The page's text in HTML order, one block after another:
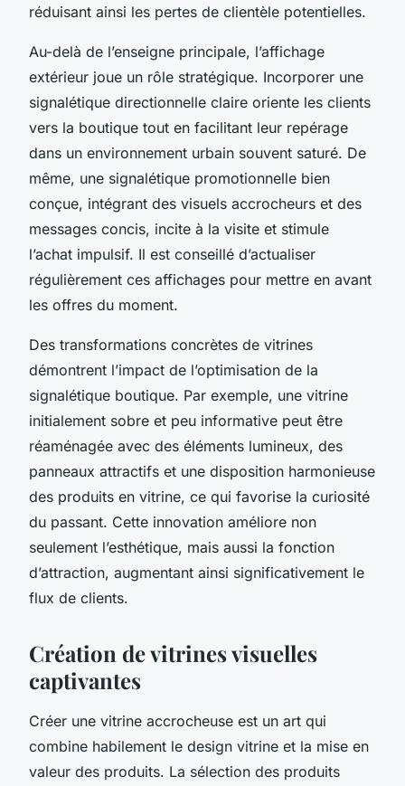
réduisant ainsi les pertes de clientèle potentielles.
Au-delà de l’enseigne principale, l’affichage
extérieur joue un rôle stratégique. Incorporer une
signalétique directionnelle claire oriente les clients
vers la boutique tout en facilitant leur repérage
dans un environnement urbain souvent saturé. De
même, une signalétique promotionnelle bien
conçue, intégrant des visuels accrocheurs et des
messages concis, incite à la visite et stimule
l’achat impulsif. Il est conseillé d’actualiser
régulièrement ces affichages pour mettre en avant
les offres du moment.
Des transformations concrètes de vitrines
démontrent l’impact de l’optimisation de la
signalétique boutique. Par exemple, une vitrine
initialement sobre et peu informative peut être
réaménagée avec des éléments lumineux, des
panneaux attractifs et une disposition harmonieuse
des produits en vitrine, ce qui favorise la curiosité
du passant. Cette innovation améliore non
seulement l’esthétique, mais aussi la fonction
d’attraction, augmentant ainsi significativement le
flux de clients.
Création de vitrines visuelles
captivantes
Créer une vitrine accrocheuse est un art qui
combine habilement le design vitrine et la mise en
valeur des produits. La sélection des produits